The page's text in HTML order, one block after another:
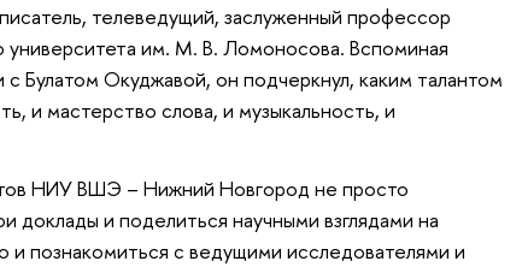
телеведущий, заслуженный профессор
университета им. М. В. Ломоносова. Вспоминая
Булатом Окуджавой, он подчеркнул, каким талантом
и мастерство слова, и музыкальность, и
НИУ ВШЭ – Нижний Новгород не просто
доклады и поделиться научными взглядами на
и познакомиться с ведущими исследователями и